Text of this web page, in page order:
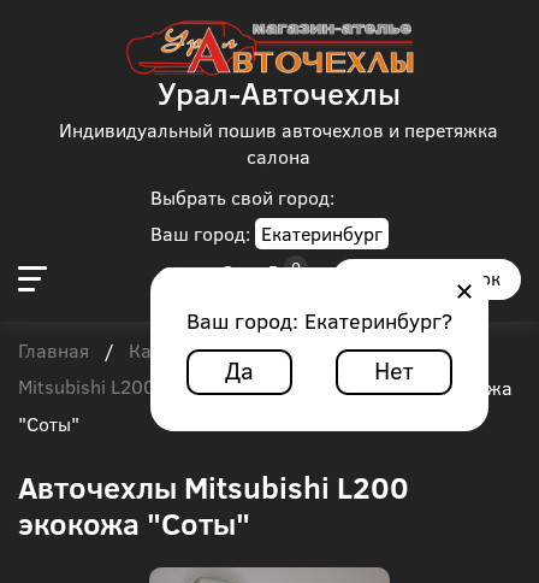
Выбрать свой город:
Ваш город: Екатеринбург
Ваш город: Екатеринбург?
Да Нет
Урал-Авточехлы
Индивидуальный пошив авточехлов и перетяжка
салона
Заказать звонок
Главная / Каталог чехлов / Mitsubishi /
Mitsubishi L200
Авточехлы Mitsubishi L200 экокожа
"Соты"
Авточехлы Mitsubishi L200
экокожа "Соты"